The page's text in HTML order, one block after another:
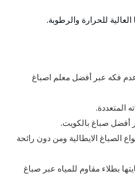
للحرارة والرطوبة.
فكه عبر أفضل معلم اصباغ
المتعددة.
أفضل صباغ بالكويت.
الصباغ الايطالية ومن دون رائحة
بطلاء مقاوم للمياه عبر صباغ